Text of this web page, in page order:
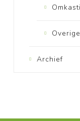
Overige
Archief